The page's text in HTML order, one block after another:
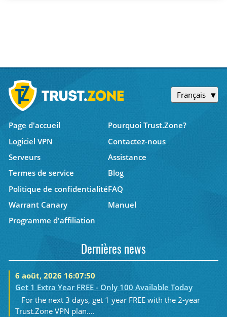
Français
Page d'accueil
Pourquoi Trust.Zone?
Logiciel VPN
Contactez-nous
Serveurs
Assistance
Termes de service
Blog
Politique de confidentialitéFAQ
Warrant Canary
Manuel
Programme d'affiliation
Dernières news
6 août, 2026 16:07:50
Get 1 Extra Year FREE - Only 100 Available Today
For the next 3 days, get 1 year FREE with the 2-year
Trust.Zone VPN plan....